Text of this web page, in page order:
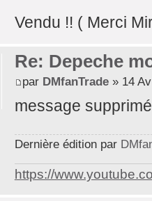
Vendu !! ( Merci
Re: Depeche
par DMfanTrade» 14
message supprimé
Dernière édition par
https://